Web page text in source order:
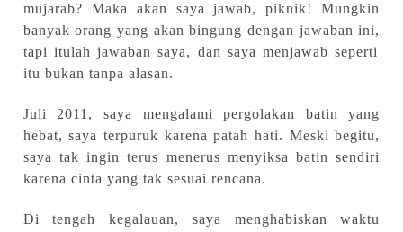
mujarab? Maka akan saya jawab,
piknik! Mungkin
banyak orang yang akan bingung dengan jawaban ini,
tapi itulah jawaban saya, dan saya menjawab seperti
itu bukan tanpa alasan.
Juli 2011, saya mengalami pergolakan batin yang
hebat, saya terpuruk karena patah hati. Meski begitu,
saya tak ingin terus menerus menyiksa batin sendiri
karena cinta yang tak sesuai rencana.
Di tengah kegalauan, saya menghabiskan waktu